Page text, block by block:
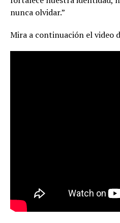
nunca olvidar.”
Mira a continuación el video